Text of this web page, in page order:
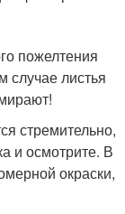
пожелтения
случае листья
стремительно,
и осмотрите. В
окраски,